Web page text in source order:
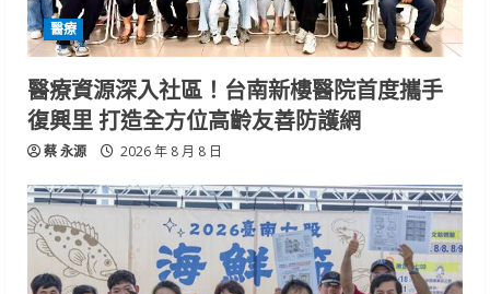
醫療
醫療資源深入社區！台南新樓醫院首度攜手
復興里 打造全方位高齡友善防護網
蔡 永源 2026 年 8 月 8 日